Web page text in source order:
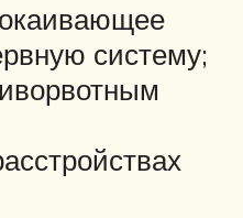
систему;